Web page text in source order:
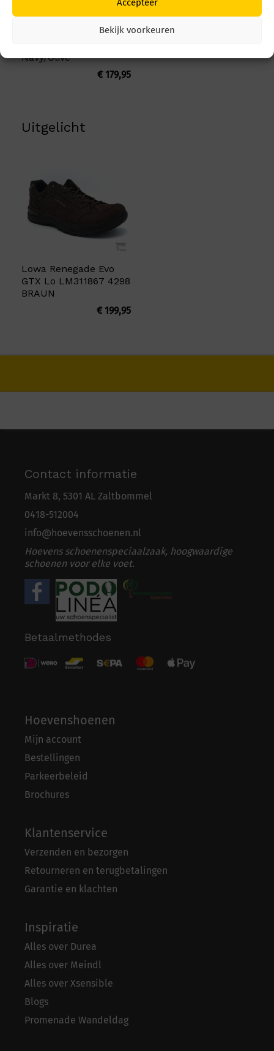
Accepteer
Bekijk voorkeuren
Lowa Maddox Pro GTX
Navy/Olive
€179,95
Uitgelicht
Lowa Renegade Evo
GTX Lo LM311867 4298
BRAUN
€199,95
Contact informatie
Markt 8, 5301 AL Zaltbommel
0418-512004
info@hoevensschoenen.nl
Hoevens schoenenspeciaalzaak, hoogwaardige
schoenen voor elke voet.
Betaalmethodes
Hoevenshoenen
Mijn account
Bestellingen
Parkeerbeleid
Brochures
Klantenservice
Verzenden en bezorgen
Retourneren en terugbetalingen
Garantie en klachten
Inspiratie
Alles over Durea
Alles over Meindl
Alles over Xsensible
Blogs
Promenade Wandeldag